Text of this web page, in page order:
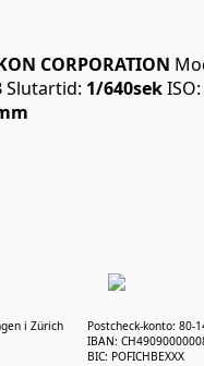
CORPORATION
Slutartid: 1/640sekISO:
i Zürich
Postcheck-konto: 80-
IBAN:
BIC: POFICHBEXXX